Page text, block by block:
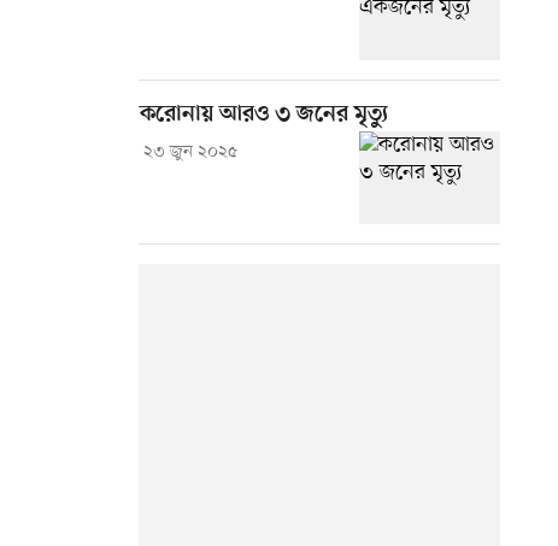
করোনায় আরও ৩ জনের মৃত্যু
২৩ জুন ২০২৫